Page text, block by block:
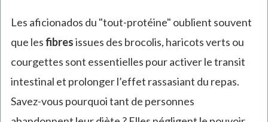
Les aficionados du "tout-protéine" oublient souvent
que lesfibresissues des brocolis, haricots verts ou
courgettes sont essentielles pour activer le transit
intestinal et prolonger l’effet rassasiant du repas.
Savez-vous pourquoi tant de personnes